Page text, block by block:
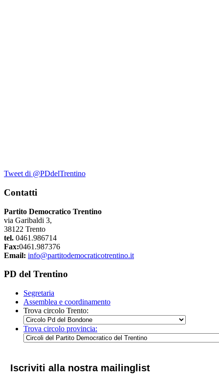
Tweet di @PDdelTrentino
Contatti
Partito Democratico Trentino
via Garibaldi 3,
38122 Trento
tel. 0461.986714
Fax:0461.987376
Email: info@partitodemocraticotrentino.it
PD del Trentino
Segretaria
Assemblea e coordinamento
Trova circolo Trento:
Trova circolo provincia:
Iscriviti alla nostra mailinglist